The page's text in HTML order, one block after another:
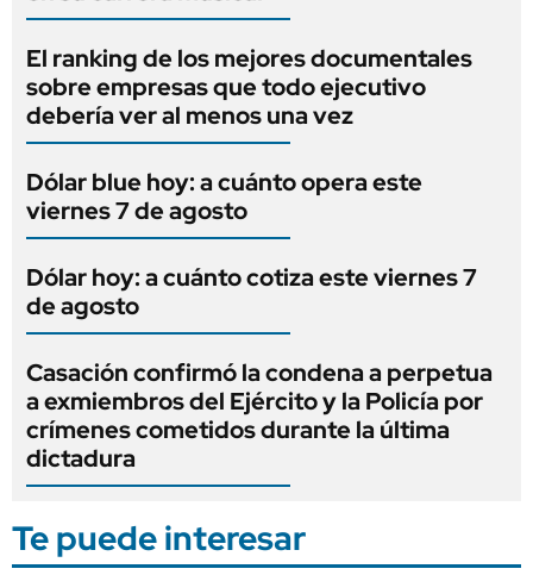
El ranking de los mejores documentales
sobre empresas que todo ejecutivo
debería ver al menos una vez
Dólar blue hoy: a cuánto opera este
viernes 7 de agosto
Dólar hoy: a cuánto cotiza este viernes 7
de agosto
Casación confirmó la condena a perpetua
a exmiembros del Ejército y la Policía por
crímenes cometidos durante la última
dictadura
Te puede interesar